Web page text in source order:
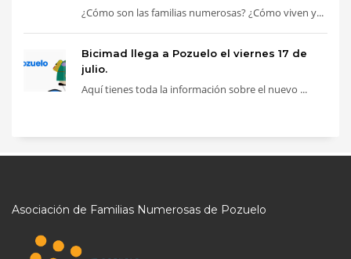
¿Cómo son las familias numerosas? ¿Cómo viven y...
Bicimad llega a Pozuelo el viernes 17 de
julio.
Aquí tienes toda la información sobre el nuevo ...
Asociación de Familias Numerosas de Pozuelo